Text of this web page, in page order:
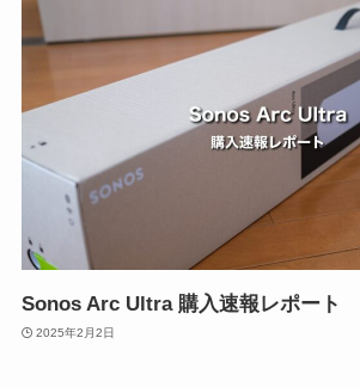
Sonos Arc Ultra 購入速報レポート
2025年2月2日